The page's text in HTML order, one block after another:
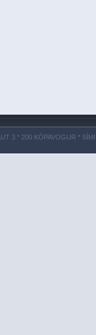
3 * 200 KÓPAVOGUR *